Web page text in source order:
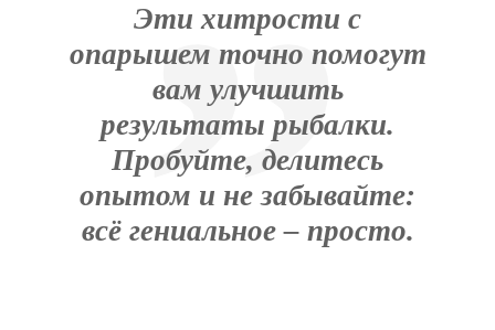
Эти хитрости с
опарышем точно помогут
вам улучшить
результаты рыбалки.
Пробуйте, делитесь
опытом и не забывайте:
всё гениальное – просто.